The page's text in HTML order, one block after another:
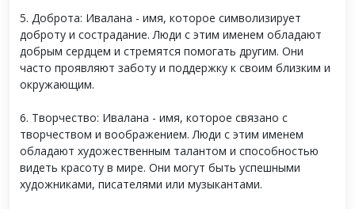
5. Доброта: Ивалана - имя, которое символизирует
доброту и сострадание. Люди с этим именем обладают
добрым сердцем и стремятся помогать другим. Они
часто проявляют заботу и поддержку к своим близким и
окружающим.
6. Творчество: Ивалана - имя, которое связано с
творчеством и воображением. Люди с этим именем
обладают художественным талантом и способностью
видеть красоту в мире. Они могут быть успешными
художниками, писателями или музыкантами.